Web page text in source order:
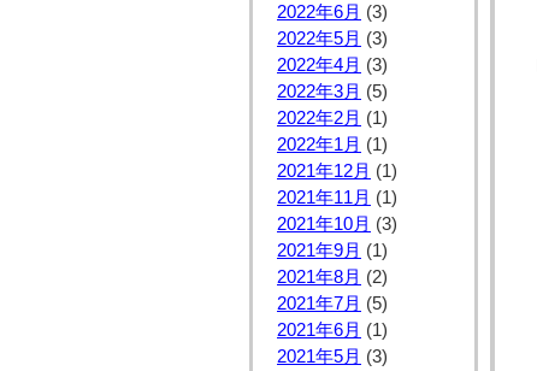
2022年6月 (3)
2022年5月 (3)
2022年4月 (3)
2022年3月 (5)
2022年2月 (1)
2022年1月 (1)
2021年12月 (1)
2021年11月 (1)
2021年10月 (3)
2021年9月 (1)
2021年8月 (2)
2021年7月 (5)
2021年6月 (1)
2021年5月 (3)